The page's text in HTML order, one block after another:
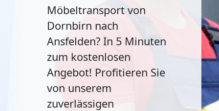
Möbeltransport von
Dornbirn nach
Ansfelden? In 5 Minuten
zum kostenlosen
Angebot! Profitieren Sie
von unserem
zuverlässigen